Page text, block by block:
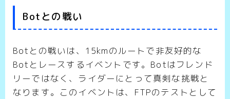
Botとの戦い
Botとの戦いは、15kmのルートで非友好的な
Botとレースするイベントです。Botはフレンド
リーではなく、ライダーにとって真剣な挑戦と
なります。このイベントは、FTPのテストとして